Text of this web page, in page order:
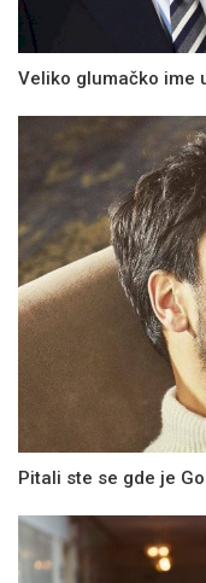
Veliko glumačko ime
Pitali ste se gde je